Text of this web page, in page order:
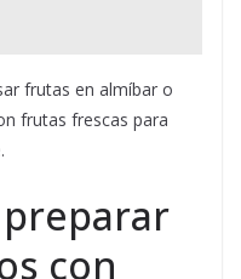
frutas en almíbar o
frutas frescas para
con